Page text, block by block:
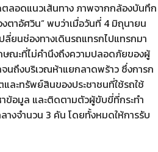
ลอดแนวเส้นทาง ภาพจากกล้องบันทึก
ตาอัศวิน” พบว่าเมื่อวันที่ 4 มิถุนายน
ยนช่องทางเดินรถแทรกไปแทรกมา
ณะที่ไม่คำนึงถึงความปลอดภัยของผู้
นถึงบริเวณห้าแยกลาดพร้าว ซึ่งการก
ละทรัพย์สินของประชาชนที่ใช้รถใช้
ข้อมูล และติดตามตัวผู้ขับขี่ที่กระทำ
งจำนวน 3 คัน โดยทั้งหมดให้การรับ